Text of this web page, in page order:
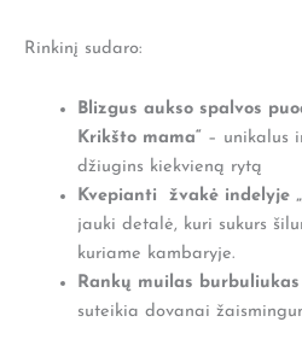
Rinkinį sudaro:
Blizgus aukso spalvos
Krikšto mama“ – unikalus
džiugins kiekvieną rytą
Kvepianti žvakė indelyje
jauki detalė, kuri sukurs
kuriame kambaryje.
Rankų muilas burbuliukas
suteikia dovanai